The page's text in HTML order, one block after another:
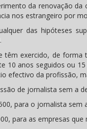
da renovação da
nos estrangeiro por
das hipóteses
têm exercido, de forma
10 anos seguidos ou
efectivo da profissão,
de jornalista sem a
para o jornalista sem
para as empresas